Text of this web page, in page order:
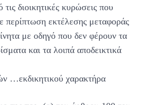
τις διοικητικές κυρώσεις που
περίπτωση εκτέλεσης μεταφοράς
με οδηγό που δεν φέρουν τα
και τα λοιπά αποδεικτικά
…εκδικητικού χαρακτήρα